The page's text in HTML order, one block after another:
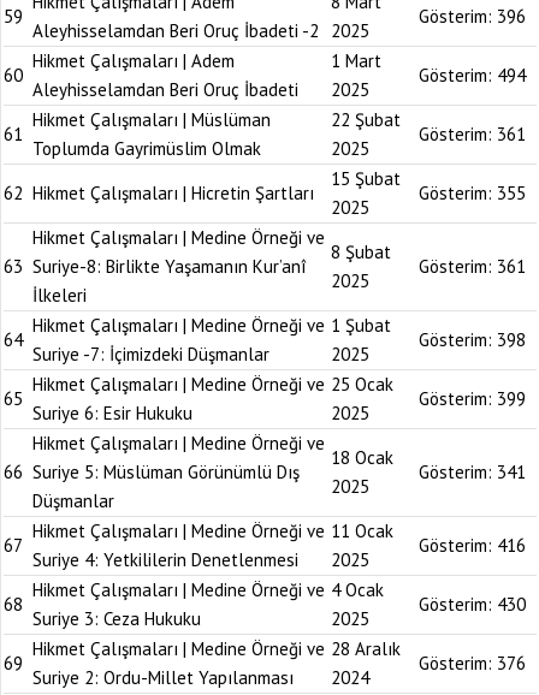
59
Aleyhisselamdan Beri Oruç İbadeti -2
2025
Gösterim: 396
60
Hikmet Çalışmaları | Adem
Aleyhisselamdan Beri Oruç İbadeti
1 Mart
2025
Gösterim: 494
61
Hikmet Çalışmaları | Müslüman
Toplumda Gayrimüslim Olmak
22 Şubat
2025
Gösterim: 361
62 Hikmet Çalışmaları | Hicretin Şartları
15 Şubat
2025
Gösterim: 355
63
Hikmet Çalışmaları | Medine Örneği ve
Suriye-8: Birlikte Yaşamanın Kur’anî
İlkeleri
8 Şubat
2025
Gösterim: 361
64
Hikmet Çalışmaları | Medine Örneği ve
Suriye -7: İçimizdeki Düşmanlar
1 Şubat
2025
Gösterim: 398
65
Hikmet Çalışmaları | Medine Örneği ve
Suriye 6: Esir Hukuku
25 Ocak
2025
Gösterim: 399
66
Hikmet Çalışmaları | Medine Örneği ve
Suriye 5: Müslüman Görünümlü Dış
Düşmanlar
18 Ocak
2025
Gösterim: 341
67
Hikmet Çalışmaları | Medine Örneği ve
Suriye 4: Yetkililerin Denetlenmesi
11 Ocak
2025
Gösterim: 416
68
Hikmet Çalışmaları | Medine Örneği ve
Suriye 3: Ceza Hukuku
4 Ocak
2025
Gösterim: 430
69
Hikmet Çalışmaları | Medine Örneği ve
Suriye 2: Ordu-Millet Yapılanması
28 Aralık
2024
Gösterim: 376